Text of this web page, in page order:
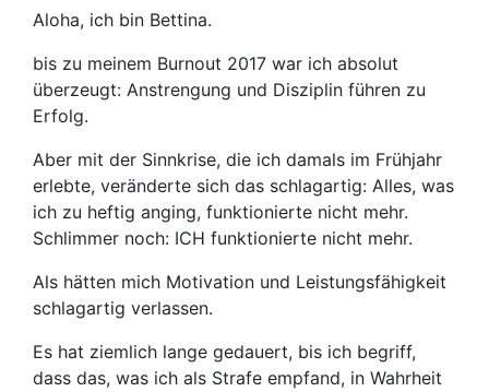
Aloha, ich bin Bettina.
bis zu meinem Burnout 2017 war ich absolut
überzeugt: Anstrengung und Disziplin führen zu
Erfolg.
Aber mit der Sinnkrise, die ich damals im Frühjahr
erlebte, veränderte sich das schlagartig: Alles, was
ich zu heftig anging, funktionierte nicht mehr.
Schlimmer noch: ICH funktionierte nicht mehr.
Als hätten mich Motivation und Leistungsfähigkeit
schlagartig verlassen.
Es hat ziemlich lange gedauert, bis ich begriff,
dass das, was ich als Strafe empfand, in Wahrheit